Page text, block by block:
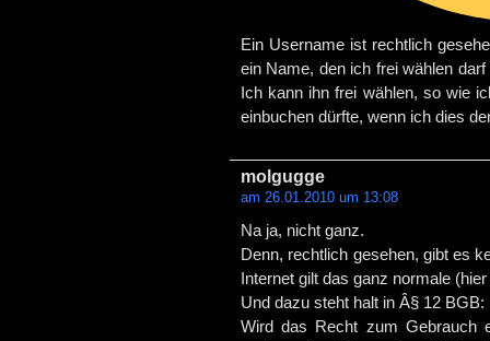
Ein Username ist rechtlich
ein Name, den ich frei wählen
Ich kann ihn frei wählen, so wie
einbuchen dürfte, wenn ich dies
molgugge
am 26.01.2010 um 13:08
Na ja, nicht ganz.
Denn, rechtlich gesehen, gibt es
Internet gilt das ganz normale
Und dazu steht halt in Â§ 12 BGB:
Wird das Recht zum Gebrauch